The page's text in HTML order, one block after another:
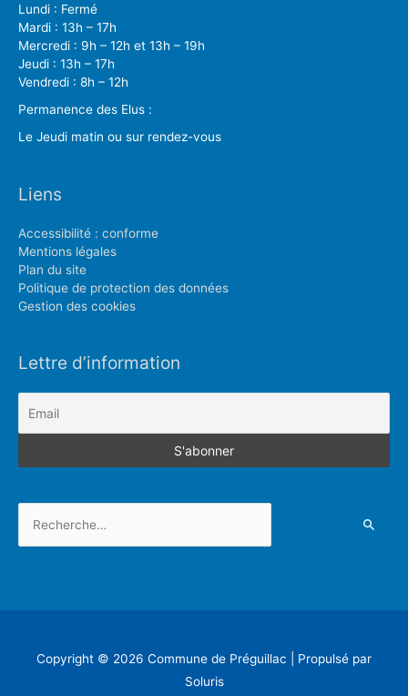
Lundi : Fermé
Mardi : 13h – 17h
Mercredi : 9h – 12h et 13h – 19h
Jeudi : 13h – 17h
Vendredi : 8h – 12h
Permanence des Elus :
Le Jeudi matin ou sur rendez-vous
Liens
Accessibilité : conforme
Mentions légales
Plan du site
Politique de protection des données
Gestion des cookies
Lettre d’information
Copyright © 2026 Commune de Préguillac | Propulsé par
Soluris